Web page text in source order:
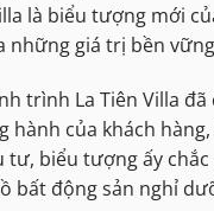
là biểu tượng mới
những giá trị bền
trình La Tiên Villa
hành của khách
tư, biểu tượng ấy
bất động sản nghỉ